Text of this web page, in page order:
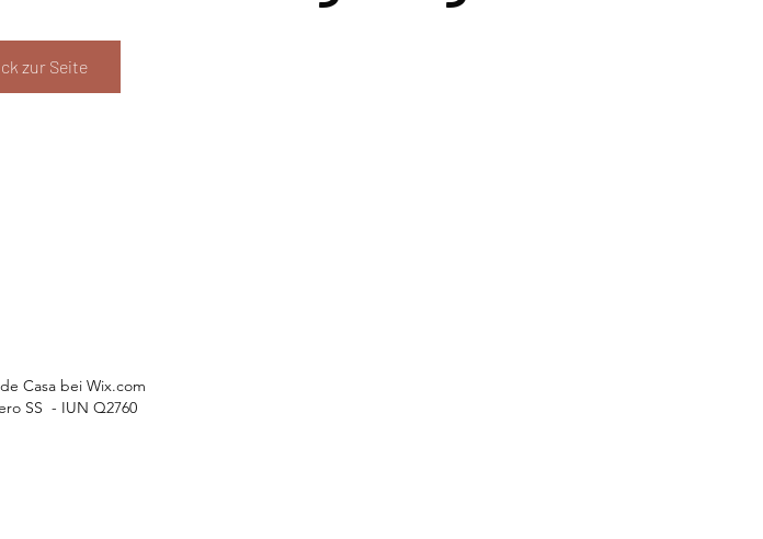
zur Seite
Casa bei Wix.com
SS - IUN Q2760